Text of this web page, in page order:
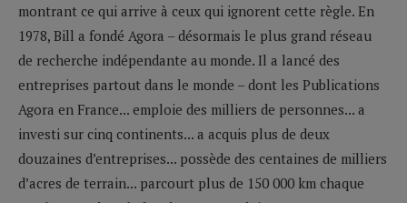
montrant ce qui arrive à ceux qui ignorent cette règle. En
1978, Bill a fondé Agora – désormais le plus grand réseau
de recherche indépendante au monde. Il a lancé des
entreprises partout dans le monde – dont les Publications
Agora en France... emploie des milliers de personnes... a
investi sur cinq continents... a acquis plus de deux
douzaines d’entreprises... possède des centaines de milliers
d’acres de terrain... parcourt plus de 150 000 km chaque